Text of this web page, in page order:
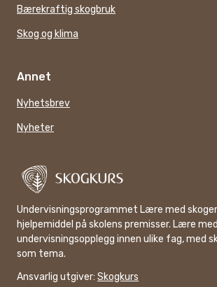
Bærekraftig skogbruk
Skog og klima
Annet
Nyhetsbrev
Nyheter
Undervisningsprogrammet Lære med
hjelpemiddel på skolens premisser. Lære
undervisningsopplegg innen ulike fag, med
som tema.
Ansvarlig utgiver: Skogkurs